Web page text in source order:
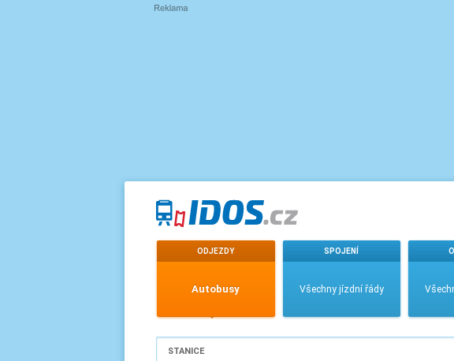
ODJEZDY
Autobusy
SPOJENÍ
Všechny jízdní řády
STANICE